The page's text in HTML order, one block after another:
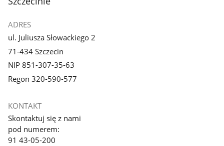
ADRES
ul. Juliusza Słowackiego 2
71-434 Szczecin
NIP 851-307-35-63
Regon 320-590-577
KONTAKT
Skontaktuj się z nami
pod numerem:
91 43-05-200